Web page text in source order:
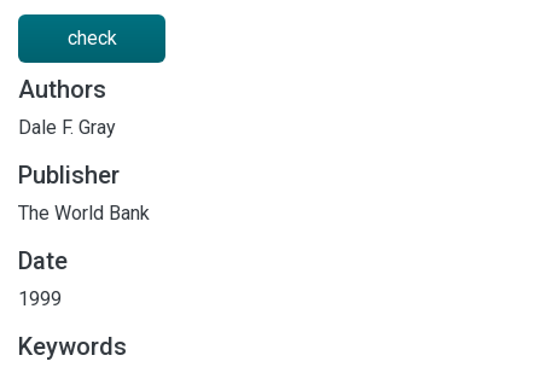
check
Authors
Dale F. Gray
Publisher
The World Bank
Date
1999
Keywords